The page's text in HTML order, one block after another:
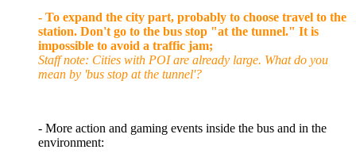
- To expand the city part, probably to choose travel to the
station. Don't go to the bus stop "at the tunnel." It is
impossible to avoid a traffic jam;
Staff note: Cities with POI are already large. What do you
mean by 'bus stop at the tunnel'?
- More action and gaming events inside the bus and in the
environment: